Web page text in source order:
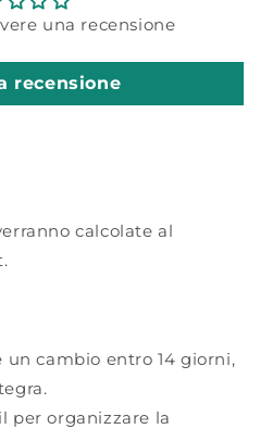
una recensione
recensione
calcolate al
un cambio entro 14 giorni,
per organizzare la